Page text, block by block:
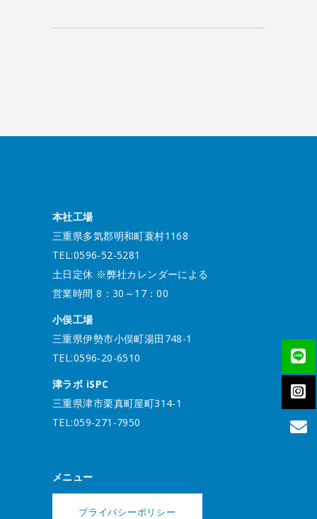
本社工場
三重県多気郡明和町蓑村1168
TEL:0596-52-5281
土日定休 ※弊社カレンダーによる
営業時間 8：30～17：00
小俣工場
三重県伊勢市小俣町湯田748-1
TEL:0596-20-6510
津ラボ iSPC
三重県津市栗真町屋町314-1
TEL:059-271-7950
メニュー
プライバシーポリシー